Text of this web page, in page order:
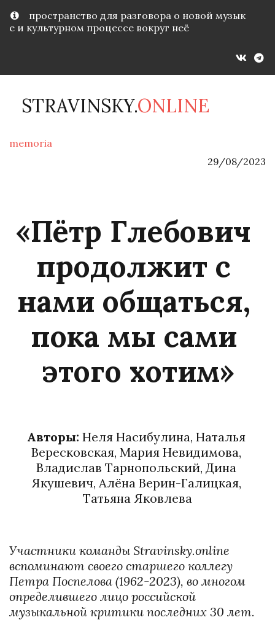
пространство для разговора о новой музык
е и культурном процессе вокруг неё
STRAVINSKY.ONLINE
memoria
29/08/2023
«Пётр Глебович
продолжит с
нами общаться,
пока мы сами
этого хотим»
Авторы: Неля Насибулина, Наталья
Вересковская, Мария Невидимова,
Владислав Тарнопольский, Дина
Якушевич, Алёна Верин-Галицкая,
Татьяна Яковлева
Участники команды Stravinsky.online
вспоминают своего старшего коллегу
Петра Поспелова (1962-2023), во многом
определившего лицо российской
музыкальной критики последних 30 лет.